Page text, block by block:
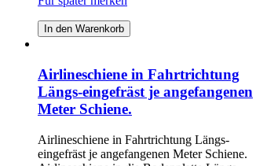
In den Warenkorb
Airlineschiene in Fahrtrichtung
Längs-eingefräst je angefangenen
Meter Schiene.
Airlineschiene in Fahrtrichtung Längs-
eingefräst je angefangenen Meter Schiene.